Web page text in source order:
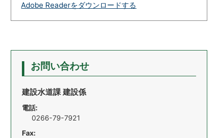
Adobe Readerをダウンロードする
お問い合わせ
建設水道課 建設係
電話:
0266-79-7921
Fax: